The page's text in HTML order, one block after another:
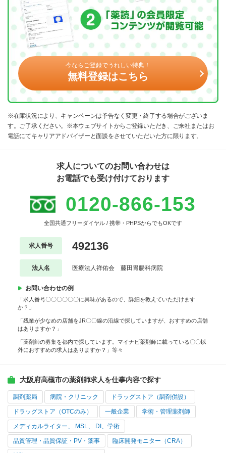
今ならご登録でうれしい特典！
無料登録はこちら
※在庫状況により、キャンペーンは予告なく変更・終了する場合がございま
す。ご了承ください。※本ウェブサイトからご登録いただき、ご来社またはお
電話にてキャリアアドバイザーと面談をさせていただいた方に限ります。
求人についてのお問い合わせは
お電話でも受け付けております
0120-866-153
全国共通フリーダイヤル / 携帯・PHPSからでもOKです
求人番号 492136
法人名 医療法人祥佑会 藤田胃腸科病院
お問い合わせの例
「求人番号〇〇〇〇〇〇に興味があるので、詳細を教えていただけます
か？」
「残業が少なめの店舗をJR〇〇線の沿線で探していますが、おすすめの店舗
はありますか？」
「薬剤師の募集を都内で探しています。マイナビ薬剤師に載っている〇〇以
外におすすめの求人はありますか？」等々
大阪府高槻市の薬剤師求人を仕事内容で探す
調剤薬局 病院・クリニック ドラッグストア（調剤併設）
ドラッグストア（OTCのみ） 一般企業 学術・管理薬剤師
メディカルライター、 MSL、 DI、学術
品質管理・品質保証・PV・薬事 臨床開発モニター（CRA）